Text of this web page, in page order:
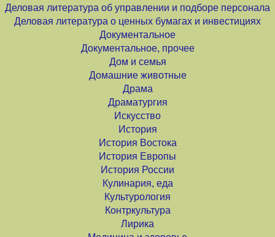
Деловая литература об управлении и подборе персонала
Деловая литература о ценных бумагах и инвестициях
Документальное
Документальное, прочее
Дом и семья
Домашние животные
Драма
Драматургия
Искусство
История
История Востока
История Европы
История России
Кулинария, еда
Культурология
Контркультура
Лирика